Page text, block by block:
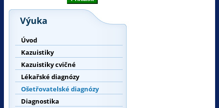
Výuka
Úvod
Kazuistiky
Kazuistiky cvičné
Lékařské diagnózy
Ošetřovatelské diagnózy
Diagnostika